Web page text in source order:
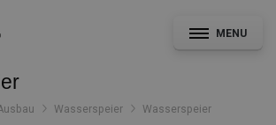
MENU
Wasserspeier Wasserspeier